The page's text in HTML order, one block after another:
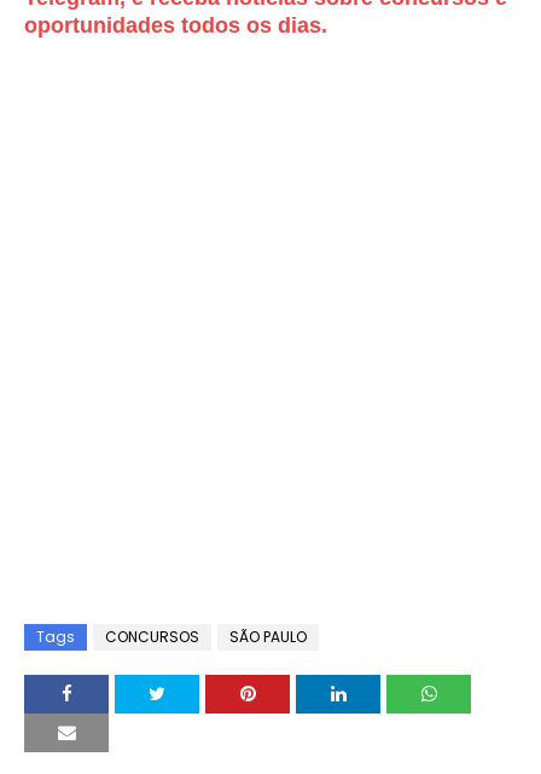
oportunidades todos os dias.
Tags CONCURSOS SÃO PAULO